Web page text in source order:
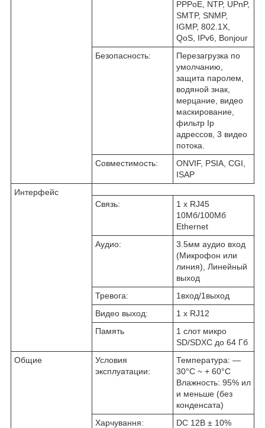
PPPoE, NTP, UPnP,
SMTP, SNMP,
IGMP, 802.1X,
QoS, IPv6, Bonjour
Безопасность:
Перезагрузка по
умолчанию,
защита паролем,
водяной знак,
мерцание, видео
маскирование,
фильтр Ip
адрессов, 3 видео
потока.
Совместимость:
ONVIF, PSIA, CGI,
ISAP
Интерфейс
Связь:
1 х RJ45
10Mб/100Mб
Ethernet
Аудио:
3.5мм аудио вход
(Микрофон или
линия), Линейный
выход
Тревога:
1вход/1выход
Видео выход:
1 х RJ12
Память
1 слот микро
SD/SDXC до 64 Гб
Общие
Условия
эксплуатации:
Температура: ―
30°C ~ + 60°C
Влажность: 95% ил
и меньше (без
конденсата)
Харчування:
DC 12В ± 10%